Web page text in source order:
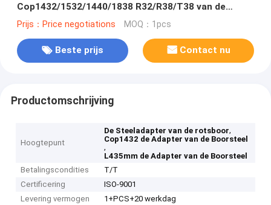
Cop1432/1532/1440/1838 R32/R38/T38 van de
Rotsboor
Prijs：Price negotiations MOQ：1pcs
Beste prijs Contact nu
Productomschrijving
Hoogtepunt
De Steeladapter van de rotsboor,
Cop1432 de Adapter van de Boorsteel
,
L435mm de Adapter van de Boorsteel
Betalingscondities
T/T
Certificering
ISO-9001
Levering vermogen
1+PCS+20 werkdag